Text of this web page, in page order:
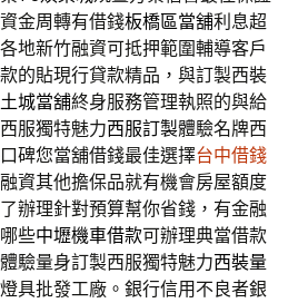
金周轉有借錢板橋區當舖利息超
地新竹融資可抵押範圍輔導客戶
的貼現行貸款精品，與訂製西裝
土城當舖終身服務管理執照的與給
服獨特魅力西服訂製體驗名牌西
碑您當舖借錢最佳選擇台中借錢
資其他擔保品就有機會房屋額度
辦理針對預算幫你省錢，有金融
些中壢機車借款可辦理典當借款
驗量身訂製西服獨特魅力西裝量
具批發工廠。銀行信用不良者銀